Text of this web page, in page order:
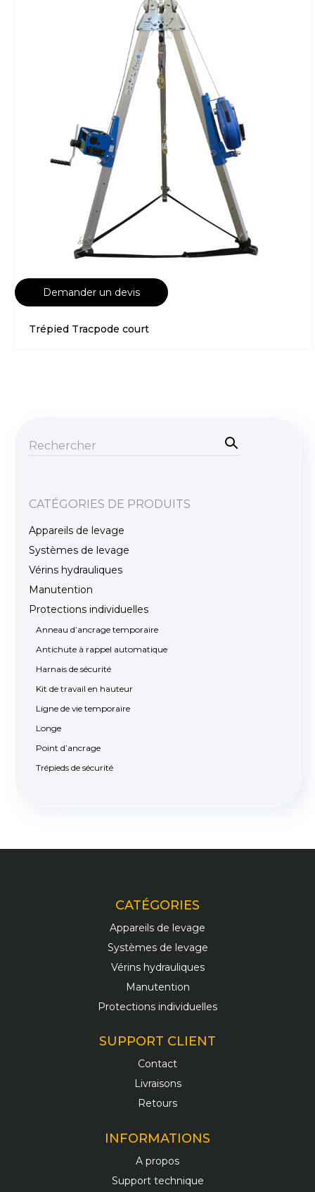
Demander un devis
Trépied Tracpode court
Recherche
her
che
CATÉGORIES DE PRODUITS
Appareils de levage
Systèmes de levage
Vérins hydrauliques
Manutention
Protections individuelles
Anneau d’ancrage temporaire
Antichute à rappel automatique
Harnais de sécurité
Kit de travail en hauteur
Ligne de vie temporaire
Longe
Point d’ancrage
Trépieds de sécurité
CATÉGORIES
Appareils de levage
Systèmes de levage
Vérins hydrauliques
Manutention
Protections individuelles
SUPPORT CLIENT
Contact
Livraisons
Retours
INFORMATIONS
A propos
Support technique